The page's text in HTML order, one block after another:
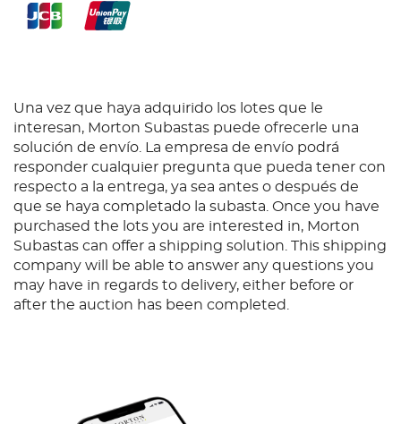
impresiones de las primeras expediciones a
Palenque. A pesar de que en 1745 el Licenciado
lugar. Roberto Romero Sandoval, en varios artículos,
narra el camino que siguió la curiosidad con
respecto a las ruinas de Palenque a través de los
herederos de Solís, hasta que en 1785 fue
comisionado a la exploración el arquitecto italiano
Antonio Bernasconi, encargado de las obras de la
ciudad de Guatemala; lamentablemente murió,
dejado un informe general y un plano de las ruinas.
Enriquecido con información detallada del lugar,
este informe fue presentado al Rey de España,
Carlos III, quien durante su estancia en Nápoles
nombró al capitán Antonio del Río para que en
Una vez que haya adquirido los lotes que le
interesan, Morton Subastas puede ofrecerle una
solución de envío. La empresa de envío podrá
responder cualquier pregunta que pueda tener con
respecto a la entrega, ya sea antes o después de
que se haya completado la subasta. Once you have
purchased the lots you are interested in, Morton
Subastas can offer a shipping solution. This shipping
company will be able to answer any questions you
may have in regards to delivery, either before or
after the auction has been completed.